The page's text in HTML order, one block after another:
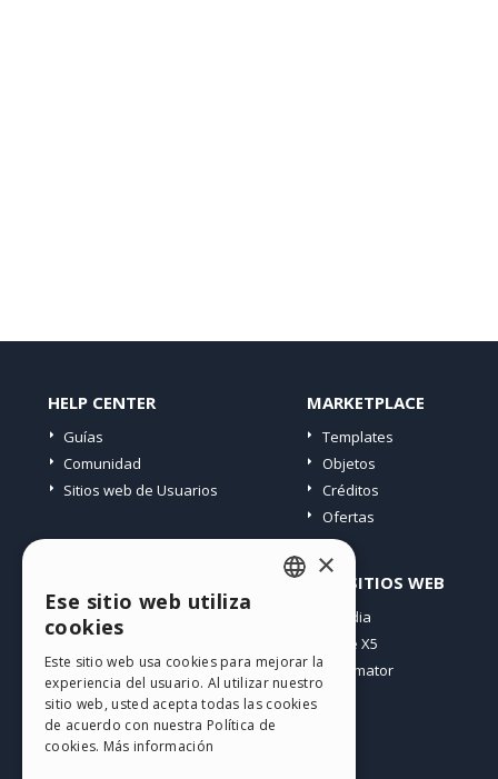
HELP CENTER
Guías
Comunidad
Sitios web de Usuarios
MARKETPLACE
Templates
Objetos
Créditos
Ofertas
Mis post
Mis download
Espacio Web
Mis Créditos
OTROS SITIOS WEB
Incomedia
WebSite X5
WebAnimator
GERMAN
SPANISH
×
Ese sitio web utiliza
cookies
Este sitio web usa cookies para mejorar la
experiencia del usuario. Al utilizar nuestro
sitio web, usted acepta todas las cookies
de acuerdo con nuestra Política de
cookies. Más información